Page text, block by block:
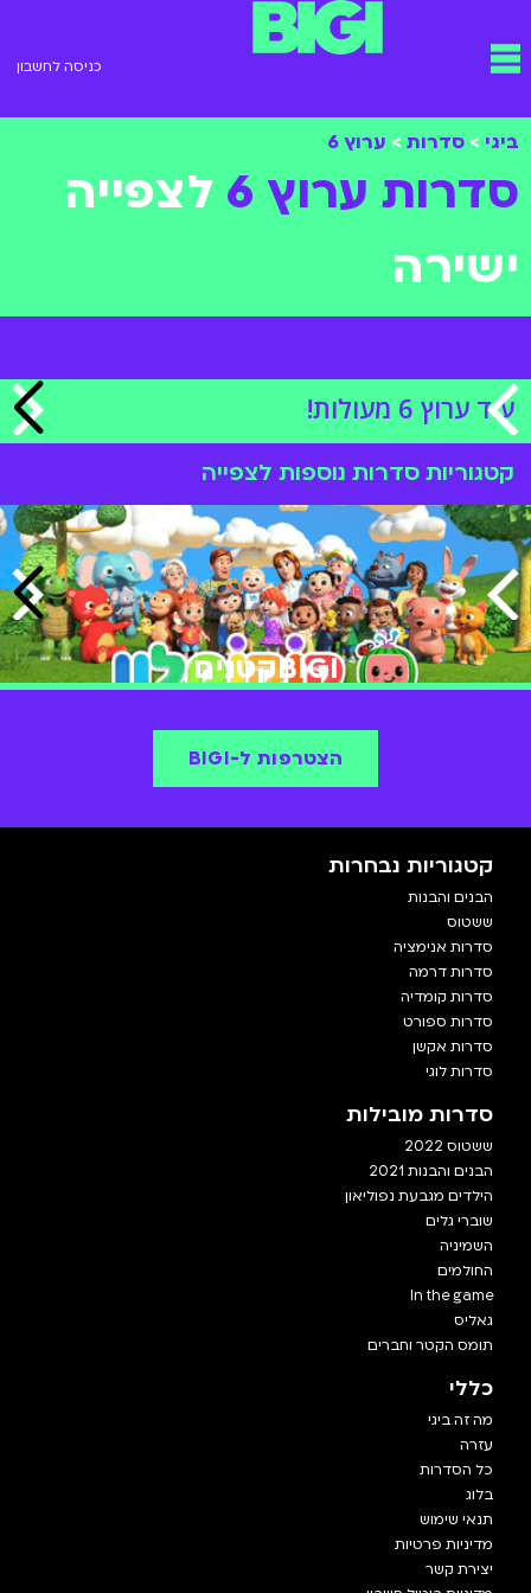
תפריט כניסה לחשבון
ביגי > סדרות > ערוץ 6
סדרות ערוץ 6
לצפייה
ישירה
עוד ערוץ 6 מעולות!
קטגוריות סדרות נוספות לצפייה
BIGIקטנים
הצטרפות ל-BIGI
קטגוריות נבחרות
הבנים והבנות
ששטוס
סדרות אנימציה
סדרות דרמה
סדרות קומדיה
סדרות ספורט
סדרות אקשן
סדרות לוגי
סדרות מובילות
ששטוס 2022
הבנים והבנות 2021
הילדים מגבעת נפוליאון
שוברי גלים
השמיניה
החולמים
In the game
גאליס
תומס הקטר וחברים
כללי
מה זה ביגי
עזרה
כל הסדרות
בלוג
תנאי שימוש
מדיניות פרטיות
יצירת קשר